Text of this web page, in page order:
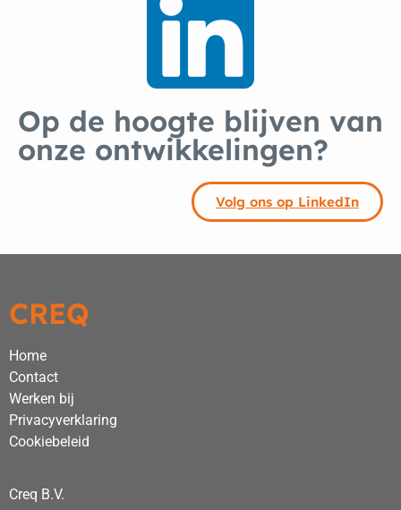
Op de hoogte blijven van
onze ontwikkelingen?
Volg ons op LinkedIn
CREQ
Home
Contact
Werken bij
Privacyverklaring
Cookiebeleid
Creq B.V.